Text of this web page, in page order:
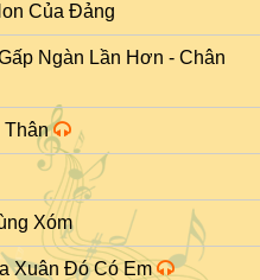
Của Đảng
Ngàn Lần Hơn - Chân
Thân
Xóm
Xuân Đó Có Em